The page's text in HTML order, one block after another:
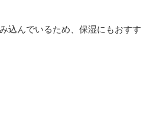
込んでいるため、保湿にもおすす